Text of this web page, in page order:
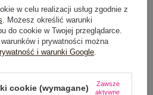
200,00 zł
w celu realizacji usług zgodnie z
. Możesz określić warunki
do cookie w Twojej przeglądarce.
i prywatności można
i warunki Google.
cookie (wymagane)
Zawsze
aktywne